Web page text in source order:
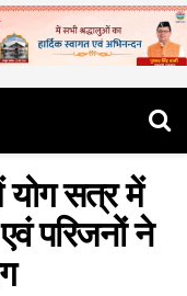
सत्र में
परिजनों ने